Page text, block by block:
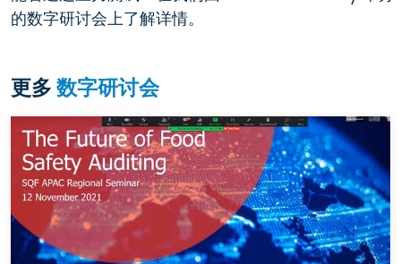
的数字研讨会上了解详情。
更多数字研讨会